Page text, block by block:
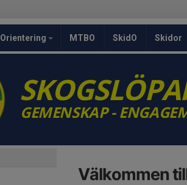
Orientering MTBO SkidO Skidor
GEMENSKAP -
Välkommen